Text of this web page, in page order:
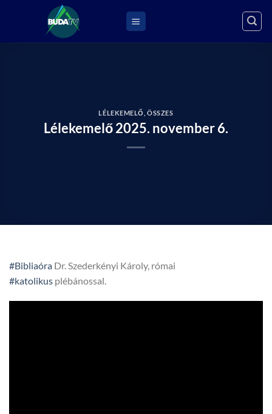
LÉLEKEMELŐ ,ÖSSZES
Lélekemelő 2025. november 6.
#Bibliaóra Dr. Szederkényi Károly, római
#katolikus plébánossal.